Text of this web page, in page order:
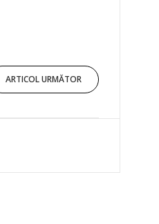
ARTICOL URMĂTOR